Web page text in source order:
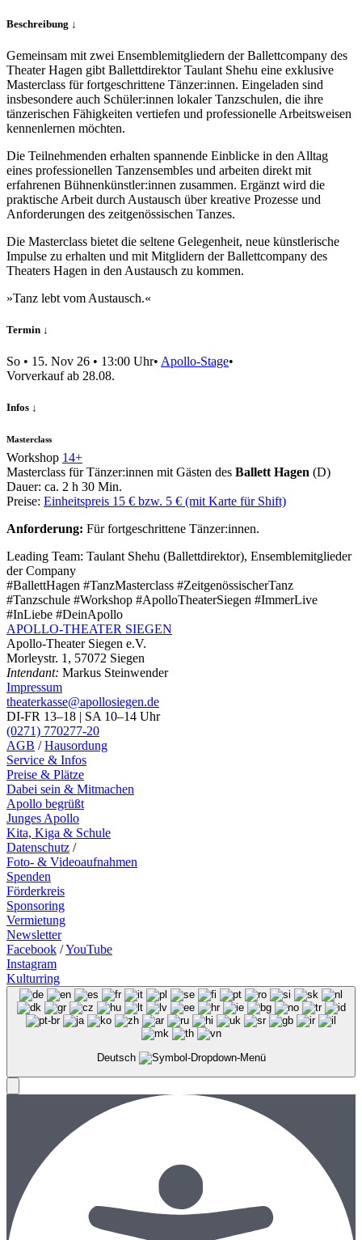
Beschreibung ↓
Gemeinsam mit zwei Ensemblemitgliedern der Ballettcompany des
Theater Hagen gibt Ballettdirektor Taulant Shehu eine exklusive
Masterclass für fortgeschrittene Tänzer:innen. Eingeladen sind
insbesondere auch Schüler:innen lokaler Tanzschulen, die ihre
tänzerischen Fähigkeiten vertiefen und professionelle Arbeitsweisen
kennenlernen möchten.
Die Teilnehmenden erhalten spannende Einblicke in den Alltag
eines professionellen Tanzensembles und arbeiten direkt mit
erfahrenen Bühnenkünstler:innen zusammen. Ergänzt wird die
praktische Arbeit durch Austausch über kreative Prozesse und
Anforderungen des zeitgenössischen Tanzes.
Die Masterclass bietet die seltene Gelegenheit, neue künstlerische
Impulse zu erhalten und mit Mitglidern der Ballettcompany des
Theaters Hagen in den Austausch zu kommen.
»Tanz lebt vom Austausch.«
Termin ↓
So • 15. Nov 26 • 13:00 Uhr• Apollo-Stage•
Vor­verkauf ab 28.08.
Infos ↓
Masterclass
Workshop 14+
Masterclass für Tänzer:innen mit Gästen des Ballett Hagen (D)
Dauer: ca. 2 h 30 Min.
Preise: Einheitspreis 15 € bzw. 5 € (mit Karte für Shift)
Anforderung: Für fortgeschrittene Tänzer:innen.
Leading Team: Taulant Shehu (Ballettdirektor), Ensemblemitglieder
der Company
#BallettHagen #TanzMasterclass #ZeitgenössischerTanz
#Tanzschule #Workshop #ApolloTheaterSiegen #ImmerLive
#InLiebe #DeinApollo
APOLLO-THEATER SIEGEN
Apollo-Theater Siegen e.V.
Morleystr. 1, 57072 Siegen
Intendant: Markus Steinwender
Impressum
theaterkasse@apollosiegen.de
DI-FR 13–18 | SA 10–14 Uhr
(0271) 770277-20
AGB /Hausordung
Service & Infos
Preise & Plätze
Dabei sein & Mitmachen
Apollo begrüßt
Junges Apollo
Kita, Kiga & Schule
Datenschutz /
Foto- & Videoaufnahmen
Spenden
Förderkreis
Sponsoring
Vermietung
Newsletter
Facebook /YouTube
Instagram
Kulturring
Deutsch